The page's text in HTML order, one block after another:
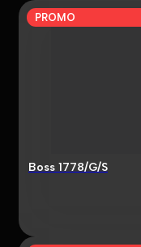
PROMO
Boss 1778/G/S